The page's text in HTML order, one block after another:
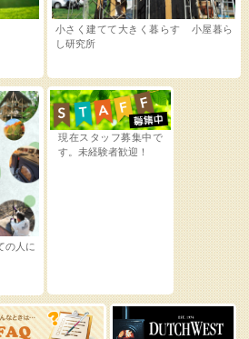
の人に
小さく建てて大きく暮らす 小屋暮ら
し研究所
現在スタッフ募集中で
す。未経験者歓迎！